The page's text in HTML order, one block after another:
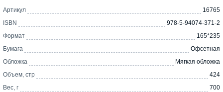
Артикул
16765
ISBN
978-5-94074-371-2
Формат
165*235
Бумага
Офсетная
Обложка
Мягкая обложка
Объем, стр
424
Вес, г
700